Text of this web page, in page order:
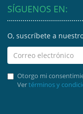
SÍGUENOS EN:
O, suscríbete a
Otorgo mi
Vertérminos y